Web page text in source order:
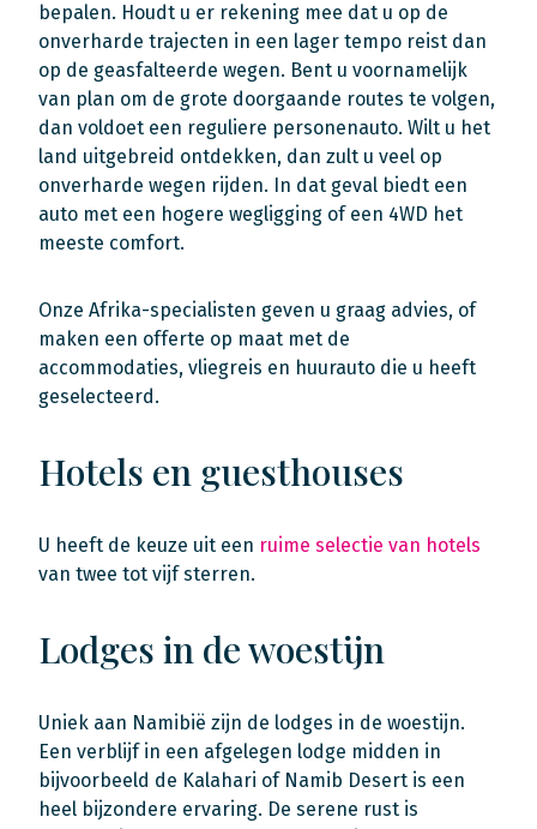
bepalen. Houdt u er rekening mee dat u op de
onverharde trajecten in een lager tempo reist dan
op de geasfalteerde wegen. Bent u voornamelijk
van plan om de grote doorgaande routes te volgen,
dan voldoet een reguliere personenauto. Wilt u het
land uitgebreid ontdekken, dan zult u veel op
onverharde wegen rijden. In dat geval biedt een
auto met een hogere wegligging of een 4WD het
meeste comfort.
Onze Afrika-specialisten geven u graag advies, of
maken een offerte op maat met de
accommodaties, vliegreis en huurauto die u heeft
geselecteerd.
Hotels en guesthouses
U heeft de keuze uit een ruime selectie van hotels
van twee tot vijf sterren.
Lodges in de woestijn
Uniek aan Namibië zijn de lodges in de woestijn.
Een verblijf in een afgelegen lodge midden in
bijvoorbeeld de Kalahari of Namib Desert is een
heel bijzondere ervaring. De serene rust is